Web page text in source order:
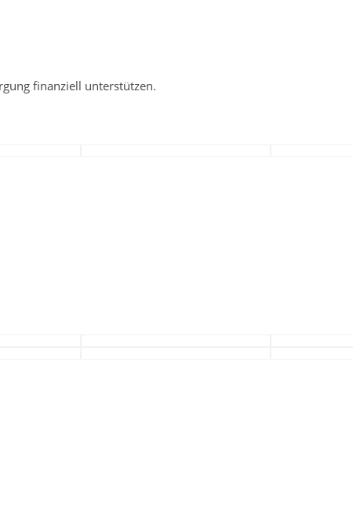
finanziell unterstützen.